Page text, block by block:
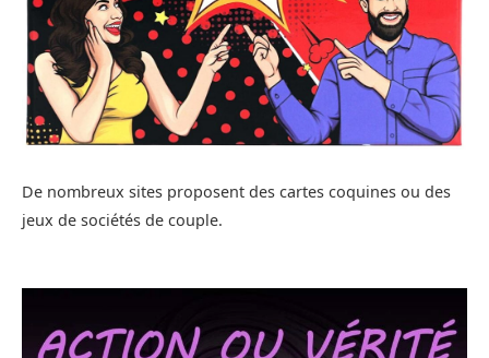
De nombreux sites proposent des cartes coquines ou des
jeux de sociétés de couple.